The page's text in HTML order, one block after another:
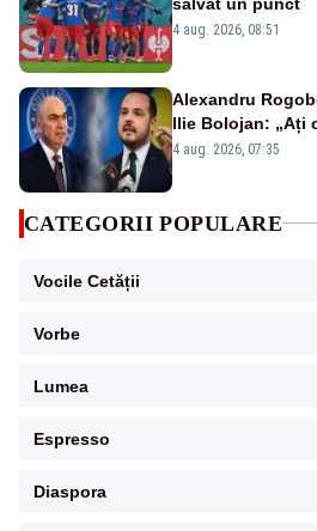
4 aug. 2026, 08:51
Alexandru
Ilie Bolojan: „Ați
urmărind
4 aug. 2026, 07:35
CATEGORII POPULARE
Vocile Cetății
Vorbe
Lumea
Espresso
Diaspora